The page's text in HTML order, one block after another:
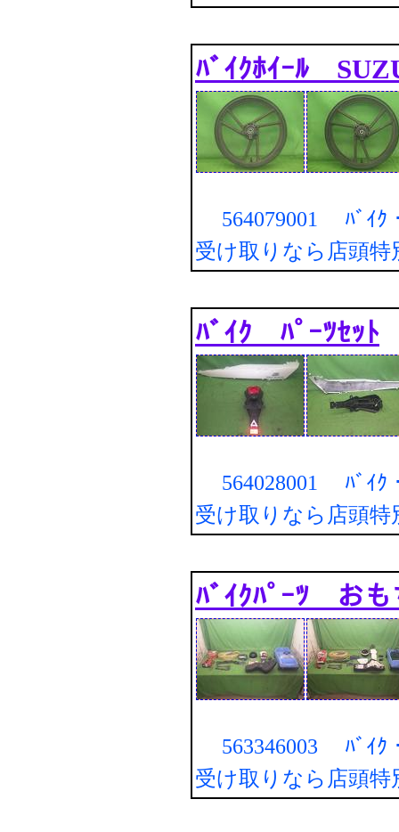
ﾊﾞｲｸﾎｲｰﾙ
564079001 ﾊﾞｲｸ
受け取りなら店頭特
ﾊﾞｲｸ ﾊﾟｰﾂｾｯﾄ
564028001 ﾊﾞｲｸ
受け取りなら店頭特
ﾊﾞｲｸﾊﾟｰﾂ おも
563346003 ﾊﾞｲｸ
受け取りなら店頭特